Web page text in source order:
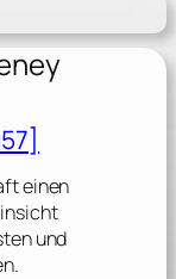
einen
und